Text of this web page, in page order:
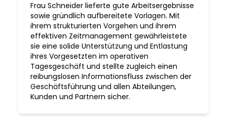
Frau Schneider lieferte gute Arbeitsergebnisse
sowie gründlich aufbereitete Vorlagen. Mit
ihrem strukturierten Vorgehen und ihrem
effektiven Zeitmanagement gewährleistete
sie eine solide Unterstützung und Entlastung
ihres Vorgesetzten im operativen
Tagesgeschäft und stellte zugleich einen
reibungslosen Informationsfluss zwischen der
Geschäftsführung und allen Abteilungen,
Kunden und Partnern sicher.